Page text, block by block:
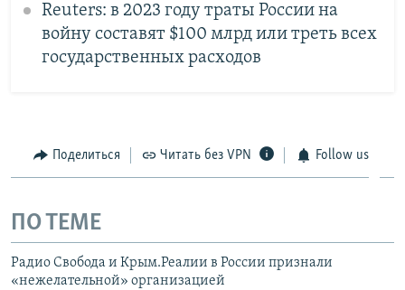
Reuters: в 2023 году траты России на
войну составят $100 млрд или треть всех
государственных расходов
Поделиться Читать без VPN Follow us
ПО ТЕМЕ
Радио Свобода и Крым.Реалии в России признали
«нежелательной» организацией